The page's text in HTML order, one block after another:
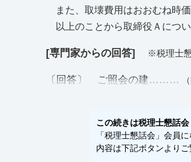
また、取壊費用はおおむね時
以上のことから取締役Ａにつ
[専門家からの回答] ※税理士懇
〔回答〕 ご照会の建………
この続きは税理士懇話
「税理士懇話会」会員
内容は下記ボタンより